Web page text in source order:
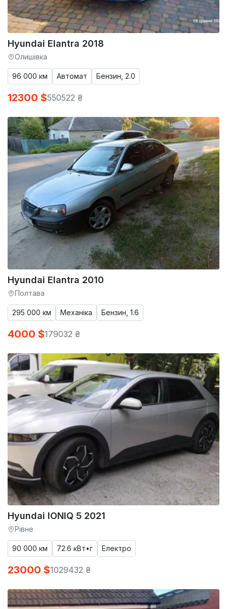
Hyundai Elantra 2018
Олишівка
96 000 км Автомат Бензин, 2.0
12300 $550522 ₴
Hyundai Elantra 2010
Полтава
295 000 км Механіка Бензин, 1.6
4000 $179032 ₴
Hyundai IONIQ 5 2021
Рівне
90 000 км 72.6 кВт•г Електро
23000 $1029432 ₴